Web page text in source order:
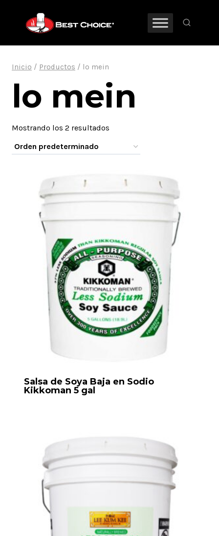
contenido
Inicio / Productos / lo mein
lo mein
Mostrando los 2 resultados
Salsa de Soya Baja en Sodio
Kikkoman 5 gal